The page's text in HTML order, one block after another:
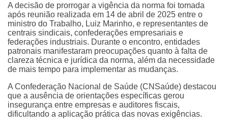
A decisão de prorrogar a vigência da norma foi tomada
após reunião realizada em 14 de abril de 2025 entre o
ministro do Trabalho, Luiz Marinho, e representantes de
centrais sindicais, confederações empresariais e
federações industriais. Durante o encontro, entidades
patronais manifestaram preocupações quanto à falta de
clareza técnica e jurídica da norma, além da necessidade
de mais tempo para implementar as mudanças.
A Confederação Nacional de Saúde (CNSaúde) destacou
que a ausência de orientações específicas gerou
insegurança entre empresas e auditores fiscais,
dificultando a aplicação prática das novas exigências.